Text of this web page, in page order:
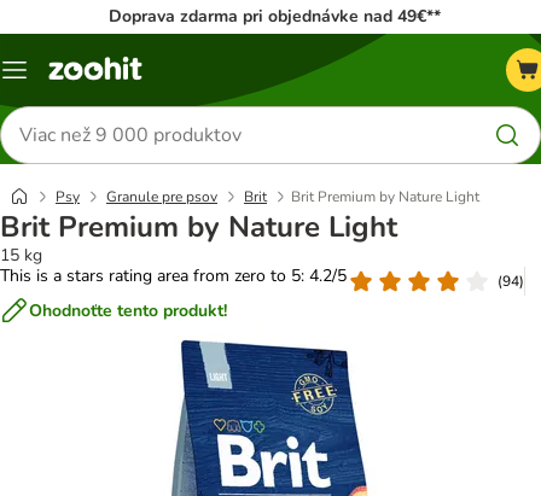
Doprava zdarma pri objednávke nad 49€**
Kategórie
Hľadať
produkty
Psy Granule pre psov Brit Brit Premium by Nature Light
Brit Premium by Nature Light
15 kg
This is a stars rating area from zero to 5: 4.2/5
(94)
Ohodnoťte tento produkt!